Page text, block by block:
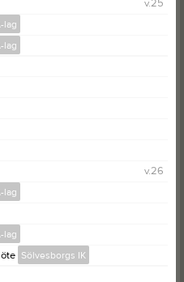
v.25
lag
lag
v.26
lag
lag
Sölvesborgs IK